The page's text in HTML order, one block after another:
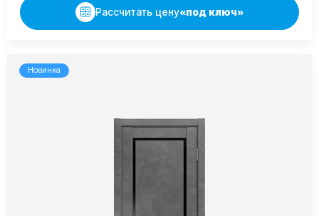
Рассчитать цену«под ключ»
Новинка